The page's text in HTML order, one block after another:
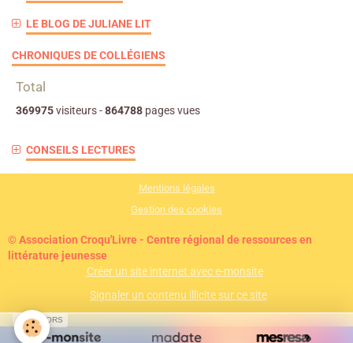
LE BLOG DE JULIANE LIT
CHRONIQUES DE COLLÉGIENS
Total
369975visiteurs -864788 pages vues
CONSEILS LECTURES
Mentions légales
Gestion des cookies
© Association Croqu'Livre - Centre régional de ressources en
littérature jeunesse
Créer un site internet avec e-monsite
Signaler un contenu illicite sur ce site
SPONSORS